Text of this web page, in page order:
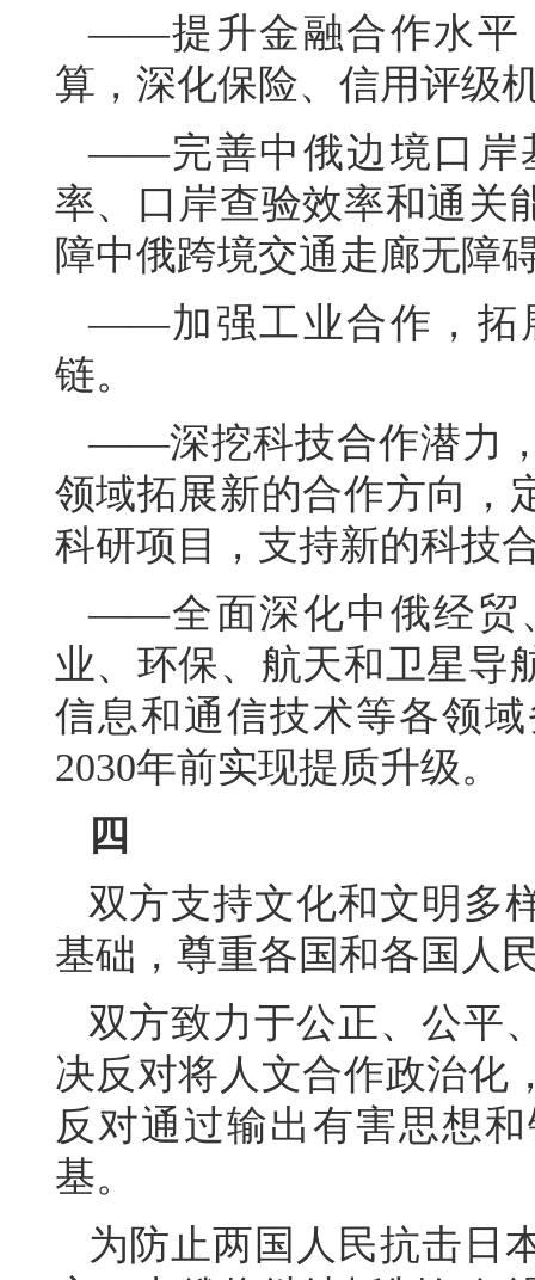
——提升金融合作水平
算，深化保险、信用评级
——完善中俄边境口岸
率、口岸查验效率和通关
障中俄跨境交通走廊无障
——加强工业合作，拓
链。
——深挖科技合作潜力
领域拓展新的合作方向，
科研项目，支持新的科技
——全面深化中俄经贸
业、环保、航天和卫星导
信息和通信技术等各领
2030年前实现提质升级。
四
双方支持文化和文明多
基础，尊重各国和各国人
双方致力于公正、公平
决反对将人文合作政治化
反对通过输出有害思想
基。
为防止两国人民抗击日